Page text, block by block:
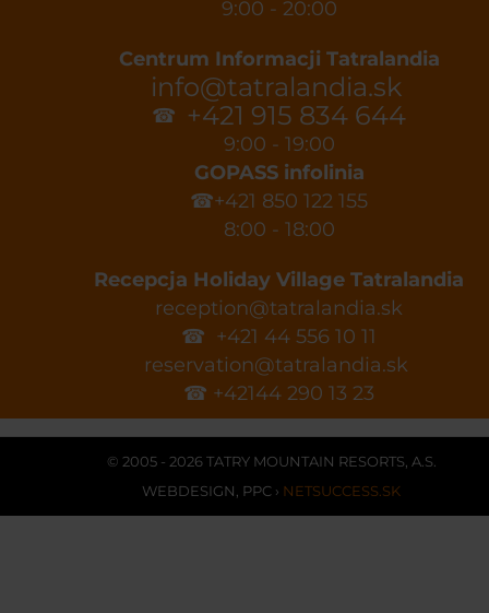
9:00 - 20:00
Centrum Informacji Tatralandia
info@tatralandia.sk
☎ +421 915 834 644
9:00 - 19:00
GOPASS infolinia
☎+421 850 122 155
8:00 - 18:00
Recepcja Holiday Village Tatralandia
reception@tatralandia.sk
☎ +421 44 556 10 11
reservation@tatralandia.sk
☎ +42144 290 13 23
© 2005 - 2026 TATRY MOUNTAIN RESORTS, A.S.
WEBDESIGN PPC › NETSUCCESS.SK